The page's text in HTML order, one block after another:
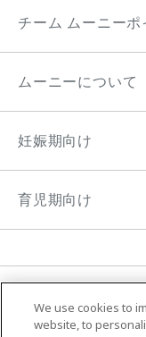
ムーニーマン（パン
オヤスミマン
お母さん向けケア商
ムーニー 病産院用
チーム ムーニー
ムーニーポイントに
チーム ムーニーポイ
プレゼントキャンペー
ムーニーについて
ムーニーの歴史
ムーニーちゃんのひみ
ムーニーの思い
妊娠期向け
初めて妊娠した方へ
育児体験談
ムーニーちゃん学級
育児期向け
育児体験談
子育て向け記事
MOVIE & CM
サイト
We use cookies to
website, to